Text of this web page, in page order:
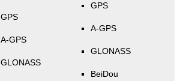
GPS
A-GPS
GLONASS
GPS
A-GPS
GLONASS
BeiDou